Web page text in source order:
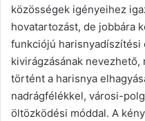
közösségek igényeihez
hovatartozást, de jobbára
funkciójú harisnyadíszítési
kivirágzásának
történt a harisnya
nadrágfélékkel, városi-
öltözködési móddal. A